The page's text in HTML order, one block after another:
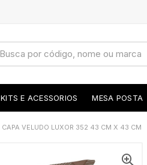
KITS E ACESSORIOS MESA POSTA
CAPA VELUDO LUXOR 352 43 CM X 43 CM